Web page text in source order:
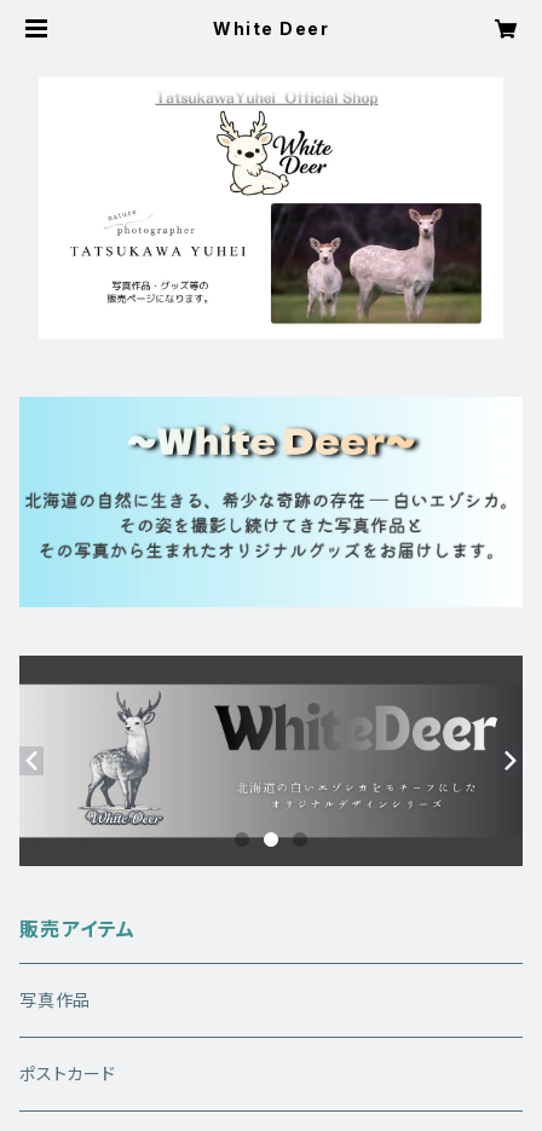
White Deer
販売アイテム
写真作品
ポストカード